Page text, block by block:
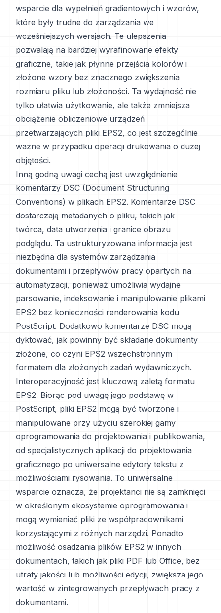
wsparcie dla wypełnień gradientowych i wzorów,
które były trudne do zarządzania we
wcześniejszych wersjach. Te ulepszenia
pozwalają na bardziej wyrafinowane efekty
graficzne, takie jak płynne przejścia kolorów i
złożone wzory bez znacznego zwiększenia
rozmiaru pliku lub złożoności. Ta wydajność nie
tylko ułatwia użytkowanie, ale także zmniejsza
obciążenie obliczeniowe urządzeń
przetwarzających pliki EPS2, co jest szczególnie
ważne w przypadku operacji drukowania o dużej
objętości.
Inną godną uwagi cechą jest uwzględnienie
komentarzy DSC (Document Structuring
Conventions) w plikach EPS2. Komentarze DSC
dostarczają metadanych o pliku, takich jak
twórca, data utworzenia i granice obrazu
podglądu. Ta ustrukturyzowana informacja jest
niezbędna dla systemów zarządzania
dokumentami i przepływów pracy opartych na
automatyzacji, ponieważ umożliwia wydajne
parsowanie, indeksowanie i manipulowanie plikami
EPS2 bez konieczności renderowania kodu
PostScript. Dodatkowo komentarze DSC mogą
dyktować, jak powinny być składane dokumenty
złożone, co czyni EPS2 wszechstronnym
formatem dla złożonych zadań wydawniczych.
Interoperacyjność jest kluczową zaletą formatu
EPS2. Biorąc pod uwagę jego podstawę w
PostScript, pliki EPS2 mogą być tworzone i
manipulowane przy użyciu szerokiej gamy
oprogramowania do projektowania i publikowania,
od specjalistycznych aplikacji do projektowania
graficznego po uniwersalne edytory tekstu z
możliwościami rysowania. To uniwersalne
wsparcie oznacza, że projektanci nie są zamknięci
w określonym ekosystemie oprogramowania i
mogą wymieniać pliki ze współpracownikami
korzystającymi z różnych narzędzi. Ponadto
możliwość osadzania plików EPS2 w innych
dokumentach, takich jak pliki PDF lub Office, bez
utraty jakości lub możliwości edycji, zwiększa jego
wartość w zintegrowanych przepływach pracy z
dokumentami.